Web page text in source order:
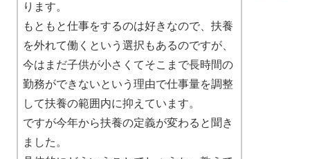
ります。
もともと仕事をするのは好きなので、扶養
を外れて働くという選択もあるのですが、
今はまだ子供が小さくてそこまで長時間の
勤務ができないという理由で仕事量を調整
して扶養の範囲内に抑えています。
ですが今年から扶養の定義が変わると聞き
ました。